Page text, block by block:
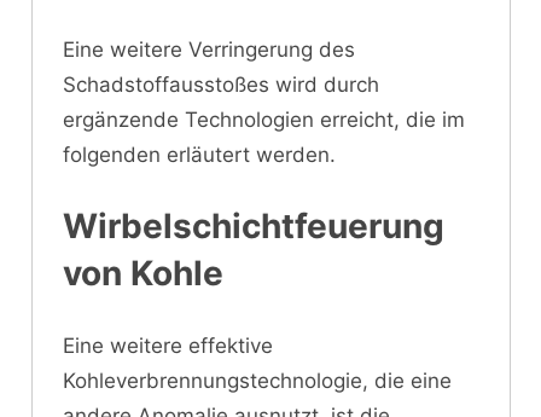
Eine weitere Verringerung des
Schadstoffausstoßes wird durch
ergänzende Technologien erreicht, die im
folgenden erläutert werden.
Wirbelschichtfeuerung
von Kohle
Eine weitere effektive
Kohleverbrennungstechnologie, die eine